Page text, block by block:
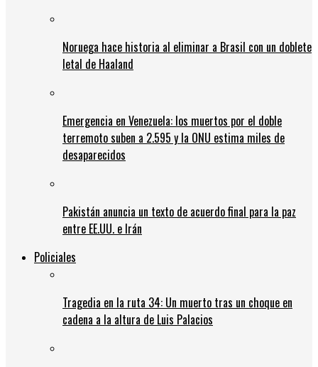
Noruega hace historia al eliminar a Brasil con un doblete
letal de Haaland
Emergencia en Venezuela: los muertos por el doble
terremoto suben a 2.595 y la ONU estima miles de
desaparecidos
Pakistán anuncia un texto de acuerdo final para la paz
entre EE.UU. e Irán
Policiales
Tragedia en la ruta 34: Un muerto tras un choque en
cadena a la altura de Luis Palacios